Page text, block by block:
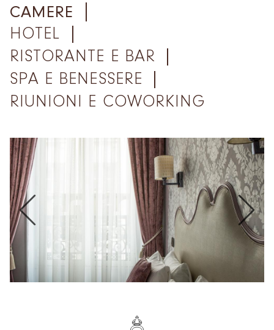
CAMERE
HOTEL
RISTORANTE E BAR
SPA E BENESSERE
RIUNIONI E COWORKING